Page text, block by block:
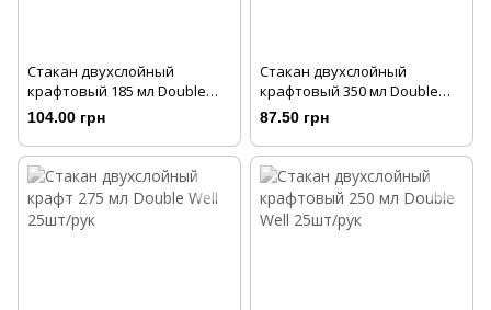
Стакан двухслойный
крафтовый 185 мл Double
Well 50 шт/рук
104.00 грн
Стакан двухслойный
крафтовый 350 мл Double
Well 25 шт/рук
87.50 грн